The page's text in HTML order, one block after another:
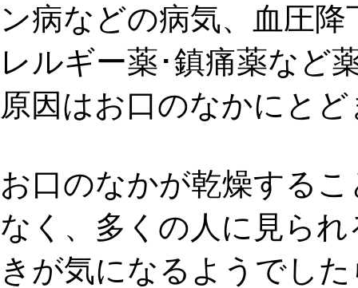
ン病などの病気、血圧降
レルギー薬･鎮痛薬など
原因はお口のなかにと
お口のなかが乾燥する
なく、多くの人に見ら
きが気になるようでし